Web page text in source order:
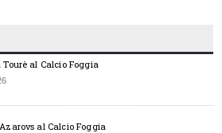
al Calcio Foggia
al Calcio Foggia